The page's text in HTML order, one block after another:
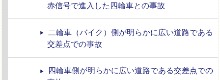
赤信号で進入した四輪車との事故
二輪車（バイク）側が明らかに広い道路である
交差点での事故
四輪車側が明らかに広い道路である交差点での